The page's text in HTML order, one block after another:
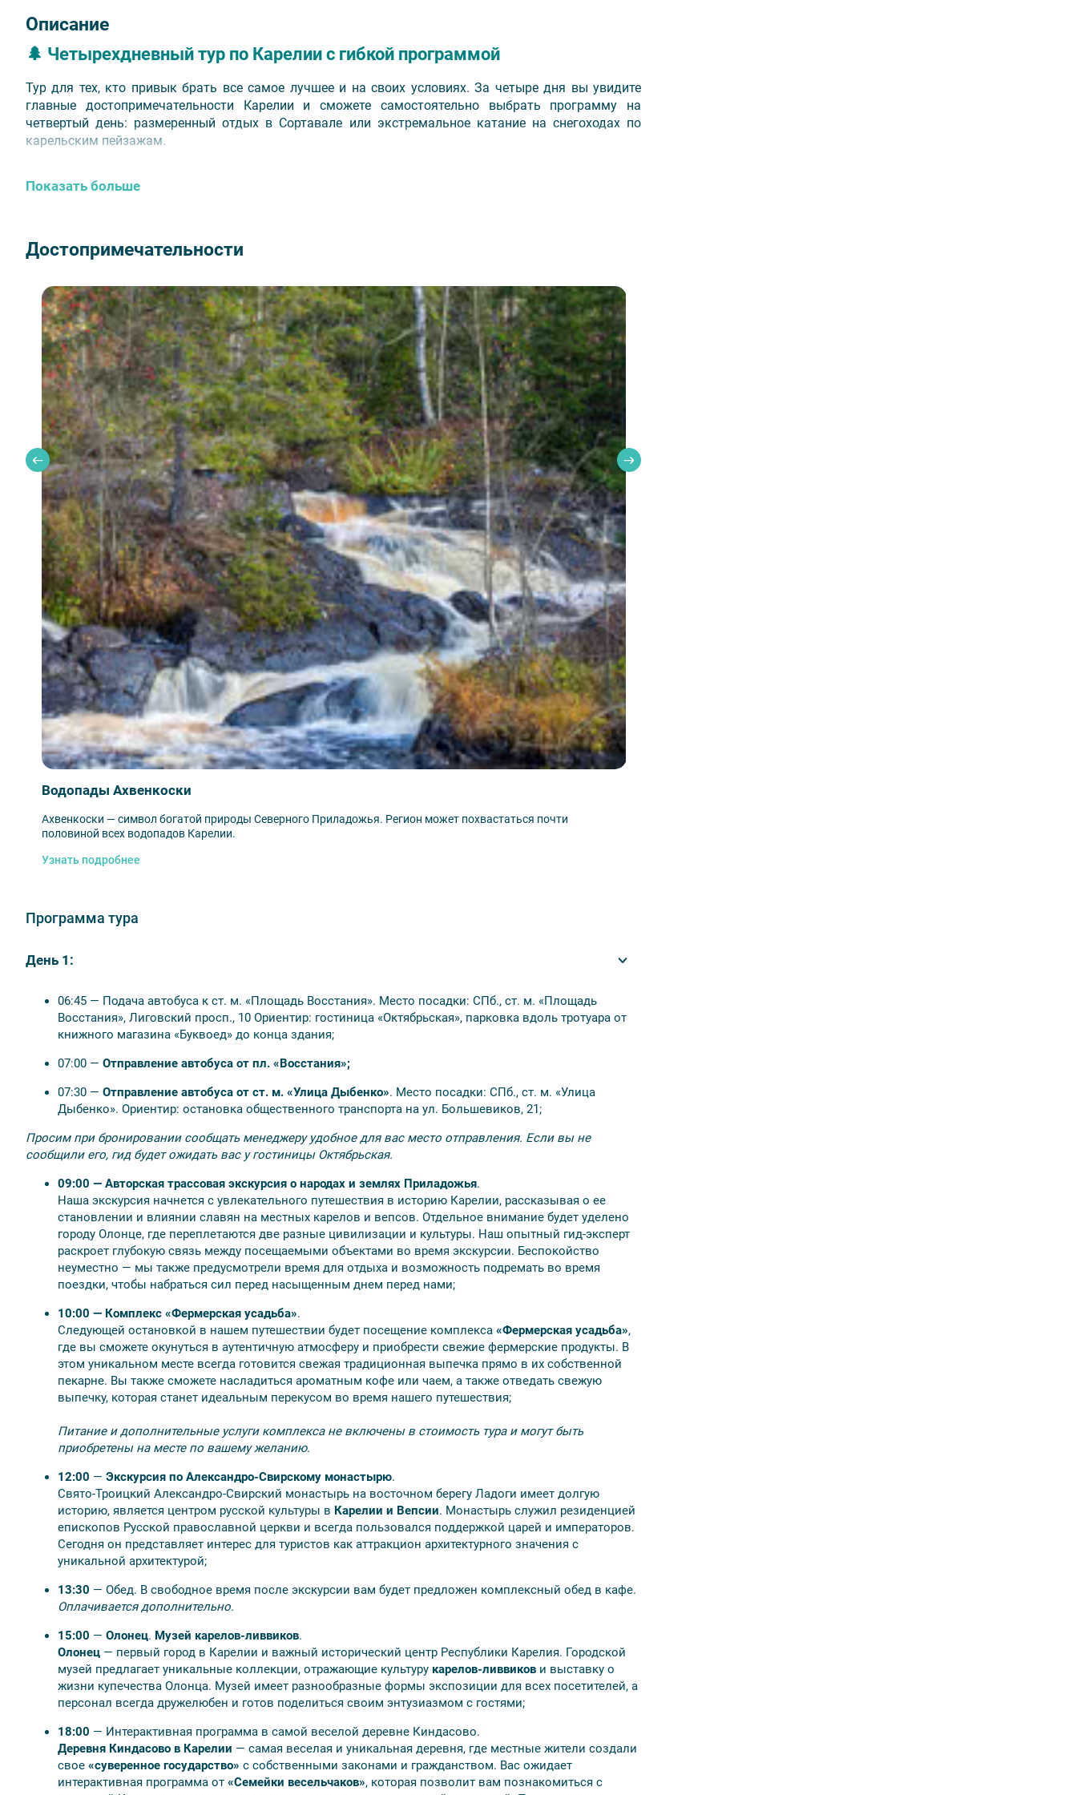
Описание
🌲 Четырехдневный тур по Карелии с гибкой программой
Тур для тех, кто привык брать все самое лучшее и на своих условиях. За четыре дня вы увидите
главные достопримечательности Карелии и сможете самостоятельно выбрать программу на
четвертый день: размеренный отдых в Сортавале или экстремальное катание на снегоходах по
карельским пейзажам.
🏨 Отели категории
Оптима:Сеурахуоне, мини-отель Лахта, Ладога, Илма, Заречная, Петрозаводск, Акватика,
Флотилия, Ауринко, Сортавала, Моррис.
Хит:Фрегат, Piter Inn, гостиница Северная, Онежский замок, Spa-отель Карелия, Пийпун
Пиха, Petra, Прионежский, Ласточкино гнездо, Kaunis, Тайвас.
Экстра:Cosmos Petrozavodsk, Белые ночи, Родина.
✨ Преимущества и особенности тура
Топ-15 достопримечательностей за 4 дня, идеальный способ увидеть природу Карелии и
повеселиться;
Все основные экскурсии включены в стоимость;
Знакомство с коренными жителями Карелии и их традициями;
Посещение острова Валаам и Кижи;
Возможность прокатиться на ретропоезде.
🗺️ Маршрут
1-й день:Санкт-Петербург — «Фермерская усадьба» — Александро-Свирский монастырь —
Олонец. Музей карелов-ливвиков — деревня Киндасово — Петрозаводск;
2-й день:Экскурсия на остров Кижи на «Метеоре»;
3-й день:Петрозаводск — водопады Ахвенкоски — горный парк «Рускеала» — поездка на
ретропоезде (по желанию) — Сортавала;
4-й день:
Водная прогулка на катере с посещением острова Валаам и Ладожских шхер;
Экскурсия на Валаам на «Метеоре» с экскурсией по острову.
🎟️ В стоимость входит
● Автобусная трассовая экскурсия «Преподобный Александр Свирский: история святого
● Экскурсия по Александро-Свирскому монастырю;
● Входные билеты в Олонецкий музей;
● Экскурсия в музее карелов-ливвиков в Олонце;
● Трансфер на «Метеоре» Петрозаводск – о. Кижи – Петрозаводск;
● Экскурсия по острову Кижи с профессиональным местным гидом;
● Автобусная трассовая экскурсия «Путешествие в сердце Карелии»;
● Автобусная трассовая экскурсия «Водопады Ахинкоски: где оживают кинокадры и сказки»;
● Входные билеты в горный парк «Рускеала»;
● Экскурсия по горному парку «Рускеала» с аттестованным местным гидом;
● Трансфер на комфортабельном автобусе (вместимость автобуса зависит от набора группы);
● Проживание в Петрозаводске (2 ночи);
● Проживание в регионе Сортавала (1 ночь);
● Завтраки в отеле;
● Остановка у Рускеальских водопадов Ахинкоски;
● Свободное время в парке Рускеала;
● Посещение музея в Олонце;
● Посещение деревни Киндасово;
● Посещение о. Кижи;
● Посещение о. Валаам;
● Посещение фирменного магазина форелевого хозяйства и магазина карельских бальзамов в
Сортавала.
💰 Оплачивается дополнительно
Самостоятельно до начала тура: ж/д билеты на ретропоезд «Рускеала» — Сортавала;
Комплексные обеды в туре: 800-1000 руб./чел.;
Обязательные платежи за посещение особо охраняемых природных территорий:
Экологическая тропа у водопадов Ахвенкоски: 500 руб./взр., 400 руб./школьники,
студенты, пенсионеры; дети до 7 лет — бесплатно;
Дети до 6 лет включительно — 6450 руб.;
Дети 7—12 лет включительно — 4250 руб.;
Дети 13—16 лет включительно — 2400 руб.;
Показать больше
Достопримечательности
Водопады Ахвенкоски
Ахвенкоски — символ богатой природы Северного Приладожья. Регион может похвастаться почти
половиной всех водопадов Карелии.
Узнать подробнее
Программа тура
День 1:
06:45 — Подача автобуса к ст. м. «Площадь Восстания». Место посадки: СПб., ст. м. «Площадь
Восстания», Лиговский просп., 10 Ориентир: гостиница «Октябрьская», парковка вдоль тротуара от
книжного магазина «Буквоед» до конца здания;
07:00 — Отправление автобуса от пл. «Восстания»;
07:30 — Отправление автобуса от ст. м. «Улица Дыбенко». Место посадки: СПб., ст. м. «Улица
Дыбенко». Ориентир: остановка общественного транспорта на ул. Большевиков, 21;
Просим при бронировании сообщать менеджеру удобное для вас место отправления. Если вы не
сообщили его, гид будет ожидать вас у гостиницы Октябрьская.
09:00 — Авторская трассовая экскурсия о народах и землях Приладожья.
Наша экскурсия начнется с увлекательного путешествия в историю Карелии, рассказывая о ее
становлении и влиянии славян на местных карелов и вепсов. Отдельное внимание будет уделено
городу Олонце, где переплетаются две разные цивилизации и культуры. Наш опытный гид-эксперт
раскроет глубокую связь между посещаемыми объектами во время экскурсии. Беспокойство
неуместно — мы также предусмотрели время для отдыха и возможность подремать во время
поездки, чтобы набраться сил перед насыщенным днем перед нами;
10:00 — Комплекс «Фермерская усадьба».
Следующей остановкой в нашем путешествии будет посещение комплекса «Фермерская усадьба»,
где вы сможете окунуться в аутентичную атмосферу и приобрести свежие фермерские продукты. В
этом уникальном месте всегда готовится свежая традиционная выпечка прямо в их собственной
пекарне. Вы также сможете насладиться ароматным кофе или чаем, а также отведать свежую
выпечку, которая станет идеальным перекусом во время нашего путешествия;
Питание и дополнительные услуги комплекса не включены в стоимость тура и могут быть
приобретены на месте по вашему желанию.
12:00 — Экскурсия по Александро-Свирскому монастырю.
Свято-Троицкий Александро-Свирский монастырь на восточном берегу Ладоги имеет долгую
историю, является центром русской культуры в Карелии и Вепсии. Монастырь служил резиденцией
епископов Русской православной церкви и всегда пользовался поддержкой царей и императоров.
Сегодня он представляет интерес для туристов как аттракцион архитектурного значения с
уникальной архитектурой;
13:30 — Обед. В свободное время после экскурсии вам будет предложен комплексный обед в кафе.
Оплачивается дополнительно.
15:00 — Олонец. Музей карелов-ливвиков.
Олонец — первый город в Карелии и важный исторический центр Республики Карелия. Городской
музей предлагает уникальные коллекции, отражающие культуру карелов-ливвиков и выставку о
жизни купечества Олонца. Музей имеет разнообразные формы экспозиции для всех посетителей, а
персонал всегда дружелюбен и готов поделиться своим энтузиазмом с гостями;
18:00 — Интерактивная программа в самой веселой деревне Киндасово.
Деревня Киндасово в Карелии — самая веселая и уникальная деревня, где местные жители создали
свое «суверенное государство» с собственными законами и гражданством. Вас ожидает
интерактивная программа от «Семейки весельчаков», которая позволит вам познакомиться с